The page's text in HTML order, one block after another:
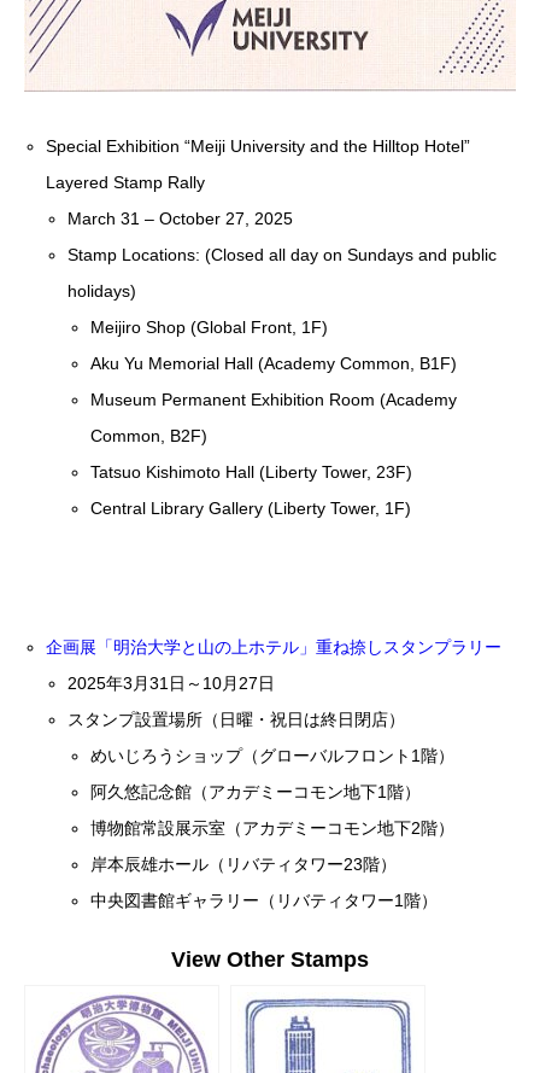
Special Exhibition “Meiji University and the Hilltop Hotel”
Layered Stamp Rally
March 31 – October 27, 2025
Stamp Locations: (Closed all day on Sundays and public
holidays)
Meijiro Shop (Global Front, 1F)
Aku Yu Memorial Hall (Academy Common, B1F)
Museum Permanent Exhibition Room (Academy
Common, B2F)
Tatsuo Kishimoto Hall (Liberty Tower, 23F)
Central Library Gallery (Liberty Tower, 1F)
企画展「明治大学と山の上ホテル」重ね捺しスタンプラリー
2025年3月31日～10月27日
スタンプ設置場所（日曜・祝日は終日閉店）
めいじろうショップ（グローバルフロント1階）
阿久悠記念館（アカデミーコモン地下1階）
博物館常設展示室（アカデミーコモン地下2階）
岸本辰雄ホール（リバティタワー23階）
中央図書館ギャラリー（リバティタワー1階）
View Other Stamps